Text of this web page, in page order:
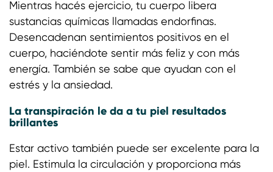
Mientras hacés ejercicio, tu cuerpo libera
sustancias químicas llamadas endorfinas.
Desencadenan sentimientos positivos en el
cuerpo, haciéndote sentir más feliz y con más
energía. También se sabe que ayudan con el
estrés y la ansiedad.
La transpiración le da a tu piel resultados
brillantes
Estar activo también puede ser excelente para la
piel. Estimula la circulación y proporciona más